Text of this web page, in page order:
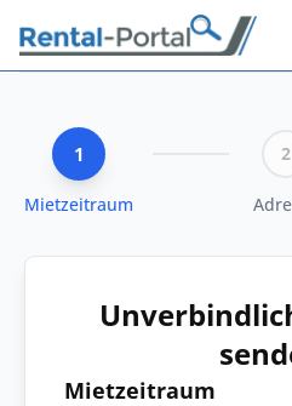
1
Mietzeitraum
2
Mietzeitraum